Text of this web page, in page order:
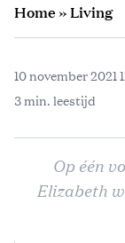
Home»Living
10 november 2021
3 min. leestijd
Op één
Elizabeth